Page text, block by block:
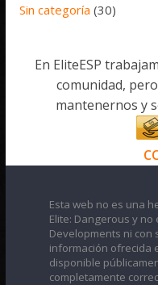
Sin categoría (30)
En EliteESP
comunidad,
mantenernos y
Esta web no es una
Elite: Dangerous y
Developments ni con
información ofrecida
disponible
completamente